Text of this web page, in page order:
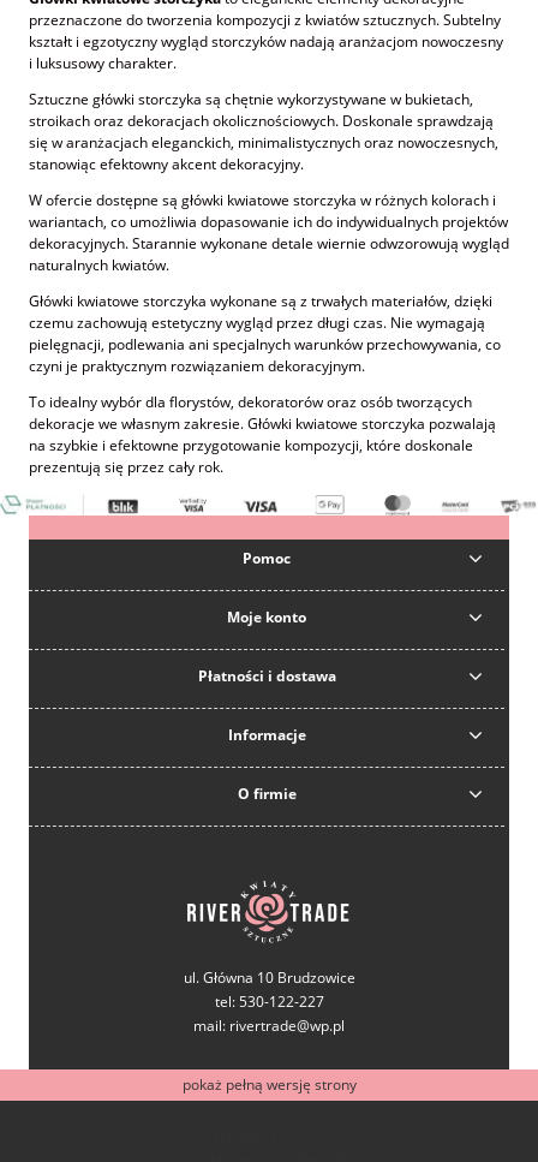
przeznaczone do tworzenia kompozycji z kwiatów sztucznych. Subtelny
kształt i egzotyczny wygląd storczyków nadają aranżacjom nowoczesny
i luksusowy charakter.
Sztuczne główki storczyka są chętnie wykorzystywane w bukietach,
stroikach oraz dekoracjach okolicznościowych. Doskonale sprawdzają
się w aranżacjach eleganckich, minimalistycznych oraz nowoczesnych,
stanowiąc efektowny akcent dekoracyjny.
W ofercie dostępne są główki kwiatowe storczyka w różnych kolorach i
wariantach, co umożliwia dopasowanie ich do indywidualnych projektów
dekoracyjnych. Starannie wykonane detale wiernie odwzorowują wygląd
naturalnych kwiatów.
Główki kwiatowe storczyka wykonane są z trwałych materiałów, dzięki
czemu zachowują estetyczny wygląd przez długi czas. Nie wymagają
pielęgnacji, podlewania ani specjalnych warunków przechowywania, co
czyni je praktycznym rozwiązaniem dekoracyjnym.
To idealny wybór dla florystów, dekoratorów oraz osób tworzących
dekoracje we własnym zakresie. Główki kwiatowe storczyka pozwalają
na szybkie i efektowne przygotowanie kompozycji, które doskonale
prezentują się przez cały rok.
Pomoc
Moje konto
Płatności i dostawa
Informacje
O firmie
ul. Główna 10 Brudzowice
tel: 530-122-227
mail: rivertrade@wp.pl
pokaż pełną wersję strony